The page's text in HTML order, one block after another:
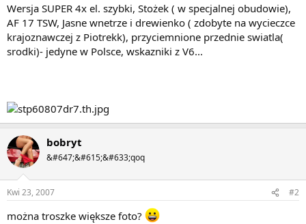
Wersja SUPER 4x el. szybki, Stożek ( w specjalnej obudowie),
AF 17 TSW, Jasne wnetrze i drewienko ( zdobyte na wycieczce
krajoznawczej z Piotrekk), przyciemnione przednie swiatla(
srodki)- jedyne w Polsce, wskazniki z V6...
bobryt
&#647;&#615;&#633;qoq
Kwi 23, 2007 #2
można troszke większe foto?